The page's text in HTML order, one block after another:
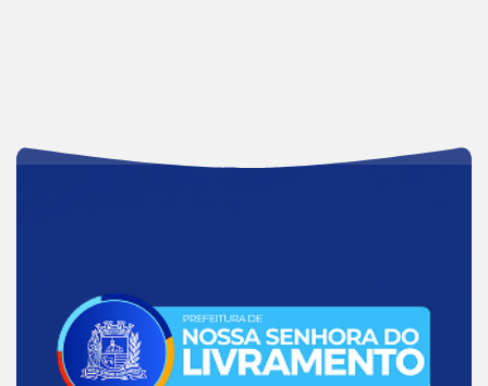
Acessar
Página